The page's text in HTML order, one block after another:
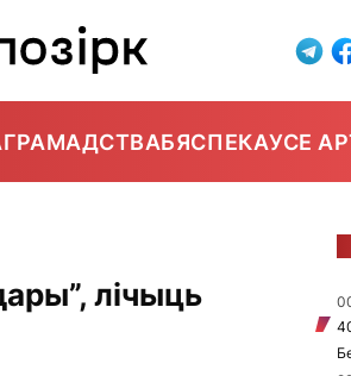
ГРАМАДСТВАБЯСПЕКАУСЕ
лічыць